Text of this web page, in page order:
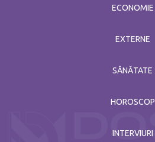
ECONOMIE
EXTERNE
SĂNĂTATE
HOROSCOP
INTERVIURI